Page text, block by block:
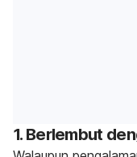
1. Berlembut